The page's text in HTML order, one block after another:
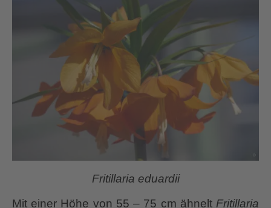
Fritillaria eduardii
Mit einer Höhe von 55 – 75 cm ähnelt Fritillaria